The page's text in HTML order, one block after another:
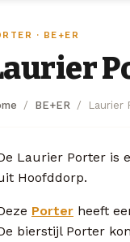
· BE+ER
BE+ER Laurier
Laurier Porter is
Hoofddorp.
Porter heeft
bierstijl Porter